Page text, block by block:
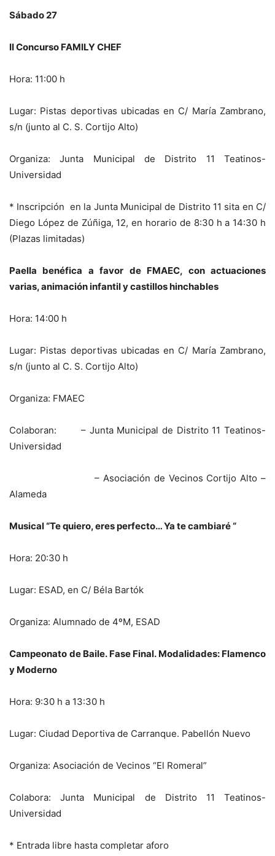
Sábado 27
II Concurso FAMILY CHEF
Hora: 11:00 h
Lugar: Pistas deportivas ubicadas en C/ María Zambrano,
s/n (junto al C. S. Cortijo Alto)
Organiza: Junta Municipal de Distrito 11 Teatinos-
Universidad
* Inscripción en la Junta Municipal de Distrito 11 sita en C/
Diego López de Zúñiga, 12, en horario de 8:30 h a 14:30 h
(Plazas limitadas)
Paella benéfica a favor de FMAEC, con actuaciones
varias, animación infantil y castillos hinchables
Hora: 14:00 h
Lugar: Pistas deportivas ubicadas en C/ María Zambrano,
s/n (junto al C. S. Cortijo Alto)
Organiza: FMAEC
Colaboran: – Junta Municipal de Distrito 11 Teatinos-
Universidad
– Asociación de Vecinos Cortijo Alto –
Alameda
Musical “Te quiero, eres perfecto… Ya te cambiaré “
Hora: 20:30 h
Lugar: ESAD, en C/ Béla Bartók
Organiza: Alumnado de 4ºM, ESAD
Campeonato de Baile. Fase Final. Modalidades: Flamenco
y Moderno
Hora: 9:30 h a 13:30 h
Lugar: Ciudad Deportiva de Carranque. Pabellón Nuevo
Organiza: Asociación de Vecinos “El Romeral”
Colabora: Junta Municipal de Distrito 11 Teatinos-
Universidad
* Entrada libre hasta completar aforo